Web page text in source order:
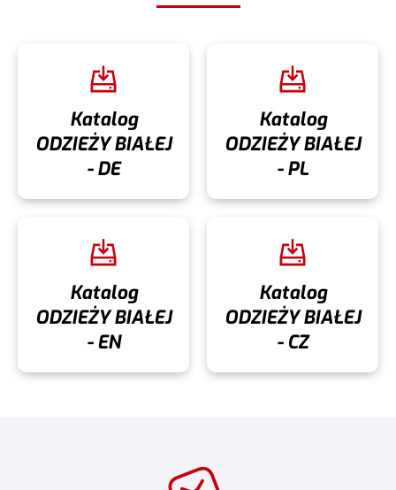
Katalog
ODZIEŻY BIAŁEJ
- DE
Katalog
ODZIEŻY BIAŁEJ
- PL
Katalog
ODZIEŻY BIAŁEJ
- EN
Katalog
ODZIEŻY BIAŁEJ
- CZ